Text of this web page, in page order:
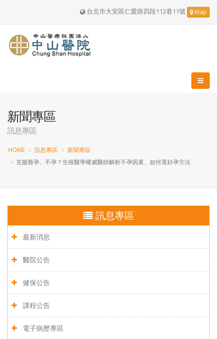
台北市大安區仁愛路四段112巷11號 Map
新聞專區
訊息專區
HOME 訊息專區
新聞專區
克服難孕、不孕？生殖醫學權威醫師解析不孕因素、如何選好孕方法
訊息專區
最新消息
醫院公告
健保公告
課程公告
電子病歷專區